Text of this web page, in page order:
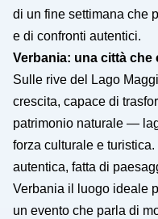
di un fine settimana che
e di confronti autentici.
Verbania: una città
Sulle rive del Lago
crescita, capace di
patrimonio naturale —
forza culturale e
autentica, fatta di
Verbania il luogo ideale
un evento che parla di